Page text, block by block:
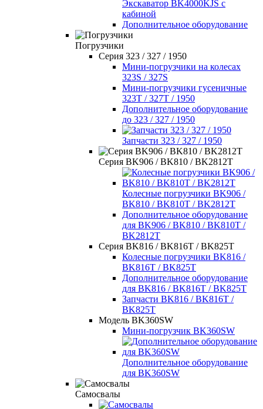
Экскаватор BK4000KJS с
кабиной
Дополнительное оборудование
Погрузчики
Серия 323 / 327 / 1950
Мини-погрузчики на колесах
323S / 327S
Мини-погрузчики гусеничные
323T / 327T / 1950
Дополнительное оборудование
до 323 / 327 / 1950
Запчасти 323 / 327 / 1950
Серия BK906 / BK810 / BK2812T
Колесные погрузчики BK906 /
BK810 / BK810T / BK2812T
Дополнительное оборудование
для BK906 / BK810 / BK810T /
BK2812T
Серия BK816 / BK816T / BK825T
Колесные погрузчики BK816 /
BK816T / BK825T
Дополнительное оборудование
для BK816 / BK816T / BK825T
Запчасти BK816 / BK816T /
BK825T
Модель BK360SW
Мини-погрузчик BK360SW
Дополнительное оборудование
для BK360SW
Самосвалы